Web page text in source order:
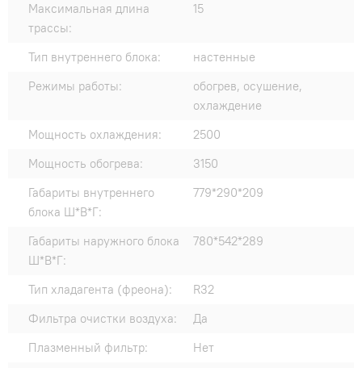
Максимальная длина
трассы:
15
Тип внутреннего блока:
настенные
Режимы работы:
обогрев, осушение,
охлаждение
Мощность охлаждения:
2500
Мощность обогрева:
3150
Габариты внутреннего
блока Ш*В*Г:
779*290*209
Габариты наружного блока
Ш*В*Г:
780*542*289
Тип хладагента (фреона):
R32
Фильтра очистки воздуха:
Да
Плазменный фильтр:
Нет